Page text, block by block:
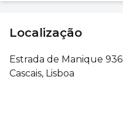
Localização
Estrada de Manique 936
Cascais, Lisboa